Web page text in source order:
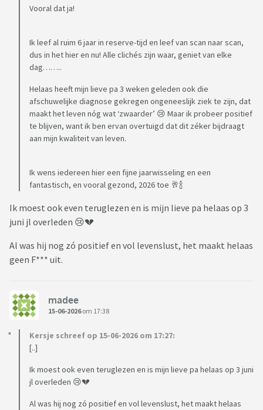
Vooral dat ja!
Ik leef al ruim 6 jaar in reserve-tijd en leef van scan naar scan,
dus in het hier en nu! Alle clichés zijn waar, geniet van elke
dag……..
Helaas heeft mijn lieve pa 3 weken geleden ook die
afschuwelijke diagnose gekregen ongeneeslijk ziek te zijn, dat
maakt het leven nóg wat ‘zwaarder’ 😢 Maar ik probeer positief
te blijven, want ik ben ervan overtuigd dat dit zéker bijdraagt
aan mijn kwaliteit van leven.
Ik wens iedereen hier een fijne jaarwisseling en een
fantastisch, en vooral gezond, 2026 toe 🥂🍾
Ik moest ook even teruglezen en is mijn lieve pa helaas op 3
juni jl overleden 😢💔
Al was hij nog zó positief en vol levenslust, het maakt helaas
geen F*** uit.
madee
15-06-2026om 17:38
Kersje schreef op 15-06-2026 om 17:27:
[..]
Ik moest ook even teruglezen en is mijn lieve pa helaas op 3 juni
jl overleden 😢💔
Al was hij nog zó positief en vol levenslust, het maakt helaas